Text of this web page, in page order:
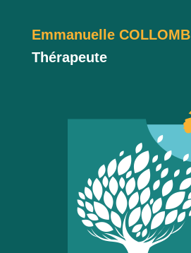
Emmanuelle COLLOMB
Thérapeute